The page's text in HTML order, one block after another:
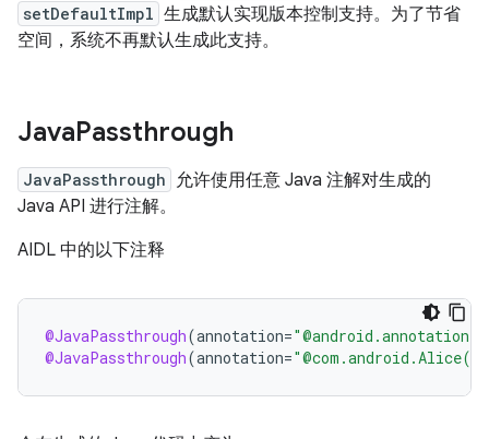
setDefaultImpl 生成默认实现版本控制支持。为了节省
空间，系统不再默认生成此支持。
JavaPassthrough
JavaPassthrough 允许使用任意 Java 注解对生成的
Java API 进行注解。
AIDL 中的以下注释
@JavaPassthrough(annotation=
@JavaPassthrough(annotation=